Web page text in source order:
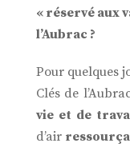
« réservé aux
l’Aubrac ?
Pour quelques
Clés de
vie et de
d’air